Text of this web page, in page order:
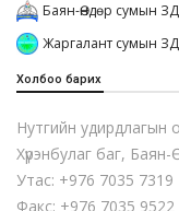
Баян-Өндөр сумын
Жаргалант сумын
Холбоо барих
Нутгийн
Хүрэнбулаг баг,
Утас: +976 7035 7319
Факс: +976 7035 9522